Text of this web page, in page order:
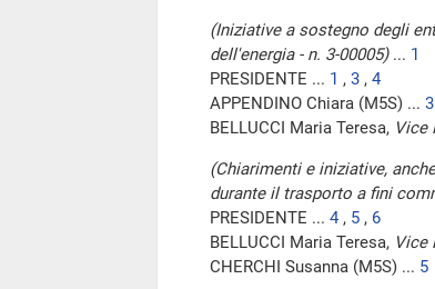
(Iniziative a sostegno degli
dell'energia - n. 3-00005)... 1
PRESIDENTE ... 1 , 3 , 4
APPENDINO Chiara (M5S) ... 3
BELLUCCI Maria Teresa, Vice
(Chiarimenti e iniziative,
durante il trasporto a fini
PRESIDENTE ... 4 , 5 , 6
BELLUCCI Maria Teresa, Vice
CHERCHI Susanna (M5S) ... 5